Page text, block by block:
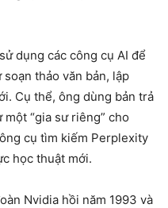
dụng các công cụ AI để
thảo văn bản, lập
Cụ thể, ông dùng bản trả
“gia sư riêng” cho
cụ tìm kiếm Perplexity
học thuật mới.
Nvidia hồi năm 1993 và